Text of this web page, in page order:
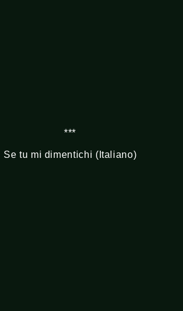
***
Se tu mi dimentichi (Italiano)